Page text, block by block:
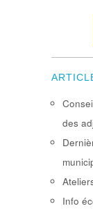
des
Info